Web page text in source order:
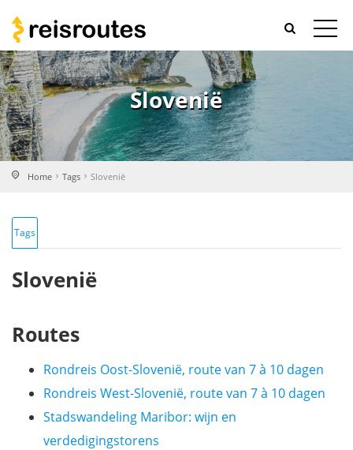
Slovenië
Home Tags Slovenië
Tags
Slovenië
Routes
Rondreis Oost-Slovenië, route van 7 à 10 dagen
Rondreis West-Slovenië, route van 7 à 10 dagen
Stadswandeling Maribor: wijn en
verdedigingstorens